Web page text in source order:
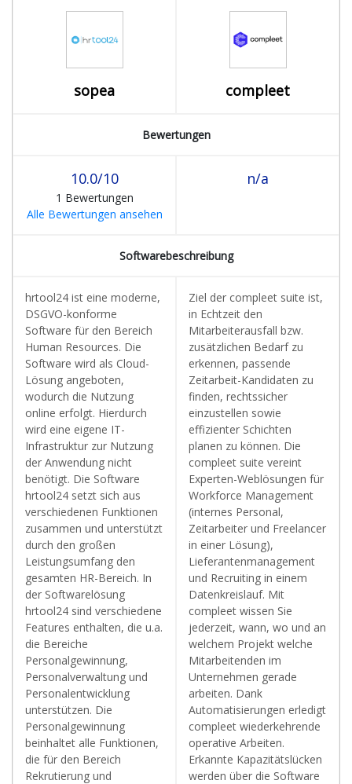
sopea compleet
Bewertungen
10.0/10
1 Bewertungen
Alle Bewertungen ansehen
n/a
Softwarebeschreibung
hrtool24 ist eine moderne,
DSGVO-konforme
Software für den Bereich
Human Resources. Die
Software wird als Cloud-
Lösung angeboten,
wodurch die Nutzung
online erfolgt. Hierdurch
wird eine eigene IT-
Infrastruktur zur Nutzung
der Anwendung nicht
benötigt. Die Software
hrtool24 setzt sich aus
verschiedenen Funktionen
zusammen und unterstützt
durch den großen
Leistungsumfang den
gesamten HR-Bereich. In
der Softwarelösung
hrtool24 sind verschiedene
Features enthalten, die u.a.
die Bereiche
Personalgewinnung,
Personalverwaltung und
Personalentwicklung
unterstützen. Die
Personalgewinnung
beinhaltet alle Funktionen,
die für den Bereich
Rekrutierung und
Ziel der compleet suite ist,
in Echtzeit den
Mitarbeiterausfall bzw.
zusätzlichen Bedarf zu
erkennen, passende
Zeitarbeit-Kandidaten zu
finden, rechtssicher
einzustellen sowie
effizienter Schichten
planen zu können. Die
compleet suite vereint
Experten-Weblösungen für
Workforce Management
(internes Personal,
Zeitarbeiter und Freelancer
in einer Lösung),
Lieferantenmanagement
und Recruiting in einem
Datenkreislauf. Mit
compleet wissen Sie
jederzeit, wann, wo und an
welchem Projekt welche
Mitarbeitenden im
Unternehmen gerade
arbeiten. Dank
Automatisierungen erledigt
compleet wiederkehrende
operative Arbeiten.
Erkannte Kapazitätslücken
werden über die Software